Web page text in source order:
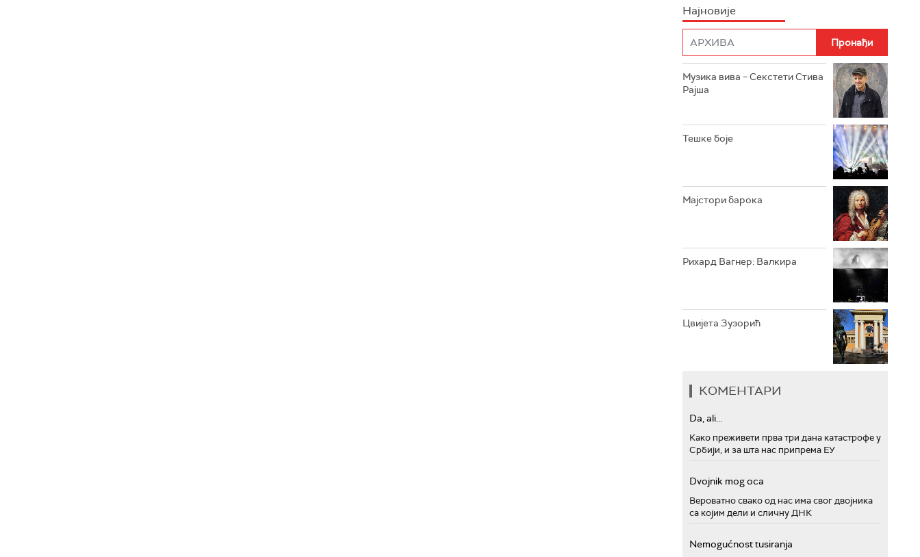
РАДИО РОКЕНРОЛЕР
РАДИО ЏУБОКС
РАДИО ВРТЕШКА
РАДИО ЏЕЗЕР
Најновије
Музика вива – Секстети Стива
Рајша
Тешке боје
Мајстори барока
Рихард Вагнер: Валкира
Цвијета Зузорић
КОМЕНТАРИ
Da, ali...
Како преживети прва три дана катастрофе у
Србији, и за шта нас припрема ЕУ
Dvojnik mog oca
Вероватно свако од нас има свог двојника
са којим дели и сличну ДНК
Nemogućnost tusiranja